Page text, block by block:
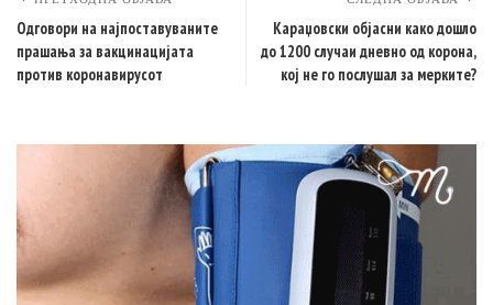
Одговори на најпоставуваните
прашања за вакцинацијата
против коронавирусот
Караџовски објасни како дошло
до 1200 случаи дневно од корона,
кој не го послушал за мерките?